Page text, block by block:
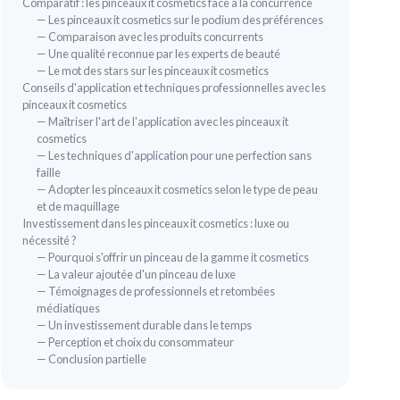
— Les pinceaux it cosmetics sur le podium des préférences
— Comparaison avec les produits concurrents
— Une qualité reconnue par les experts de beauté
— Le mot des stars sur les pinceaux it cosmetics
Conseils d'application et techniques professionnelles avec les
pinceaux it cosmetics
— Maîtriser l'art de l'application avec les pinceaux it
cosmetics
— Les techniques d'application pour une perfection sans
faille
— Adopter les pinceaux it cosmetics selon le type de peau
et de maquillage
Investissement dans les pinceaux it cosmetics : luxe ou
nécessité ?
— Pourquoi s'offrir un pinceau de la gamme it cosmetics
— La valeur ajoutée d'un pinceau de luxe
— Témoignages de professionnels et retombées
médiatiques
— Un investissement durable dans le temps
— Perception et choix du consommateur
— Conclusion partielle